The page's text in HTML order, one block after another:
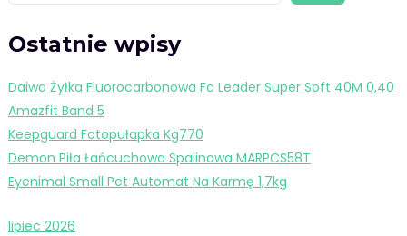
Ostatnie wpisy
Daiwa Żyłka Fluorocarbonowa Fc Leader Super Soft 40M 0,40
Amazfit Band 5
Keepguard Fotopułapka Kg770
Demon Piła Łańcuchowa Spalinowa MARPCS58T
Eyenimal Small Pet Automat Na Karmę 1,7kg
lipiec 2026